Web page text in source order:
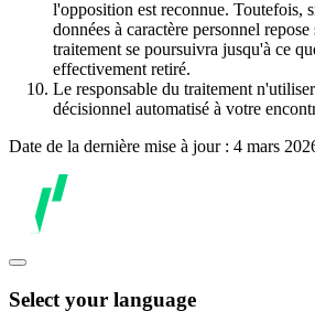
l'opposition est reconnue. Toutefois,
données à caractère personnel
traitement se poursuivra jusqu'à ce
effectivement retiré.
Le responsable du traitement
décisionnel automatisé à votre
Date de la dernière mise à jour : 4 mars
Select your language